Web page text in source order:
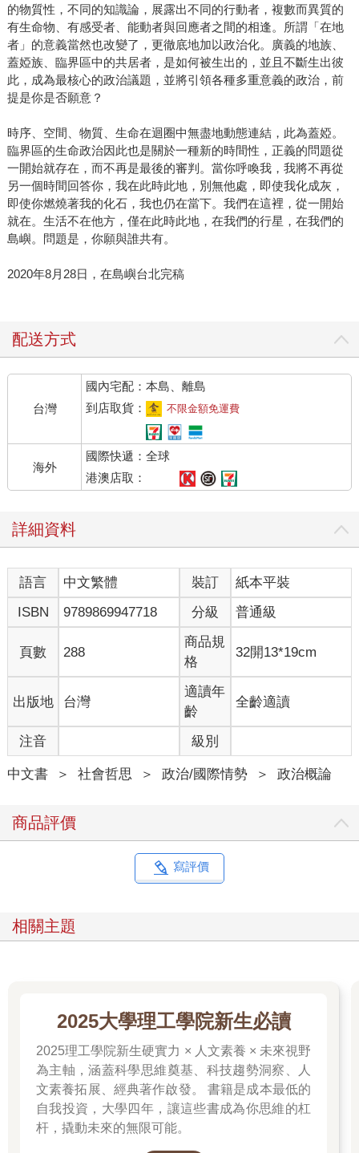
的物質性，不同的知識論，展露出不同的行動者，複數而異質的
有生命物、有感受者、能動者與回應者之間的相逢。所謂「在地
者」的意義當然也改變了，更徹底地加以政治化。廣義的地族、
蓋婭族、臨界區中的共居者，是如何被生出的，並且不斷生出彼
此，成為最核心的政治議題，並將引領各種多重意義的政治，前
提是你是否願意？
時序、空間、物質、生命在迴圈中無盡地動態連結，此為蓋婭。
臨界區的生命政治因此也是關於一種新的時間性，正義的問題從
一開始就存在，而不再是最後的審判。當你呼喚我，我將不再從
另一個時間回答你，我在此時此地，別無他處，即使我化成灰，
即使你燃燒著我的化石，我也仍在當下。我們在這裡，從一開始
就在。生活不在他方，僅在此時此地，在我們的行星，在我們的
島嶼。問題是，你願與誰共有。
2020年8月28日，在島嶼台北完稿
配送方式
台灣
國內宅配：本島、離島
到店取貨：
不限金額免運費
海外
國際快遞：全球
港澳店取：
詳細資料
語言 中文繁體 裝訂
紙本平裝
ISBN
9789869947718 分級 普通級
頁數 288
商品規
格
32開13*19cm
出版地 台灣
適讀年
齡
全齡適讀
注音 級別
中文書 ＞ 社會哲思 ＞ 政治/國際情勢 ＞ 政治概論
商品評價
寫評價
相關主題
2025大學理工學院新生必讀
2025理工學院新生硬實力 × 人文素養 × 未來視野
為主軸，涵蓋科學思維奠基、科技趨勢洞察、人
文素養拓展、經典著作啟發。 書籍是成本最低的
自我投資，大學四年，讓這些書成為你思維的杠
杆，撬動未來的無限可能。